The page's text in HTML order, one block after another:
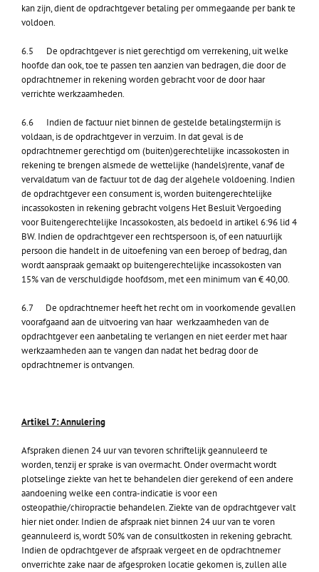
kan zijn, dient de opdrachtgever betaling per ommegaande per bank te
voldoen.
6.5 De opdrachtgever is niet gerechtigd om verrekening, uit welke
hoofde dan ook, toe te passen ten aanzien van bedragen, die door de
opdrachtnemer in rekening worden gebracht voor de door haar
verrichte werkzaamheden.
6.6
Indien de factuur niet binnen de gestelde betalingstermijn is
voldaan, is de opdrachtgever in verzuim. In dat geval is de
opdrachtnemer gerechtigd om (buiten)gerechtelijke incassokosten in
rekening te brengen alsmede de wettelijke (handels)rente, vanaf de
vervaldatum van de factuur tot de dag der algehele voldoening. Indien
de opdrachtgever een consument is, worden buitengerechtelijke
incassokosten in rekening gebracht volgens Het Besluit Vergoeding
voor Buitengerechtelijke Incassokosten, als bedoeld in artikel 6:96 lid 4
BW. Indien de opdrachtgever een rechtspersoon is, of een natuurlijk
persoon die handelt in de uitoefening van een beroep of bedrag, dan
wordt aanspraak gemaakt op buitengerechtelijke incassokosten van
15% van de verschuldigde hoofdsom, met een minimum van € 40,00.
6.7 De opdrachtnemer heeft het recht om in voorkomende gevallen
voorafgaand aan de uitvoering van haar werkzaamheden van de
opdrachtgever een aanbetaling te verlangen en niet eerder met haar
werkzaamheden aan te vangen dan nadat het bedrag door de
opdrachtnemer is ontvangen.
Artikel 7: Annulering
Afspraken dienen 24 uur van tevoren schriftelijk geannuleerd te
worden, tenzij er sprake is van overmacht. Onder overmacht wordt
plotselinge ziekte van het te behandelen dier gerekend of een andere
aandoening welke een contra-indicatie is voor een
osteopathie/chiropractie behandelen. Ziekte van de opdrachtgever valt
hier niet onder. Indien de afspraak niet binnen 24 uur van te voren
geannuleerd is, wordt 50% van de consultkosten in rekening gebracht.
Indien de opdrachtgever de afspraak vergeet en de opdrachtnemer
onverrichte zake naar de afgesproken locatie gekomen is, zullen alle